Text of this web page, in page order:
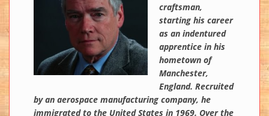
craftsman,
starting his career
as an indentured
apprentice in his
hometown of
Manchester,
England. Recruited
by an aerospace manufacturing company, he
immigrated to the United States in 1969. Over the